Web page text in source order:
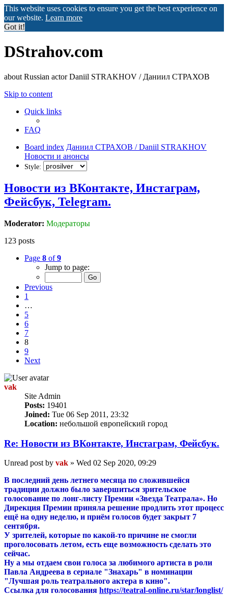
This website uses cookies to ensure you get the best experience on
our website. Learn more
Got it!
DStrahov.com
about Russian actor Daniil STRAKHOV / Даниил СТРАХОВ
Skip to content
Quick links
FAQ
Board index Даниил СТРАХОВ / Daniil STRAKHOV
Новости и анонсы
Style:
Новости из ВКонтакте, Инстаграм,
Фейсбук, Telegram.
Moderator: Модераторы
123 posts
Page 8 of9
Jump to page:
Previous
1
…
5
6
7
8
9
Next
vak
Site Admin
Posts: 19401
Joined: Tue 06 Sep 2011, 23:32
Location: небольшой европейский город
Re: Новости из ВКонтакте, Инстаграм, Фейсбук.
Unread post by vak » Wed 02 Sep 2020, 09:29
В последний день летнего месяца по сложившейся
традиции должно было завершиться зрительское
голосование по лонг-листу Премии «Звезда Театрала». Но
Дирекция Премии приняла решение продлить этот процесс
ещё на одну неделю, и приём голосов будет закрыт 7
сентября.
У зрителей, которые по какой-то причине не смогли
проголосовать летом, есть еще возможность сделать это
сейчас.
Ну а мы отдаем свои голоса за любимого артиста в роли
Павла Андреева в сериале "Знахарь" в номинации
"Лучшая роль театрального актера в кино".
Ссылка для голосования https://teatral-online.ru/star/longlist/